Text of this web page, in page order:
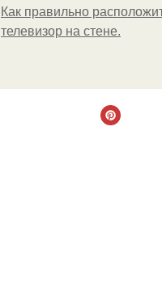
Как правильно
телевизор на стене.